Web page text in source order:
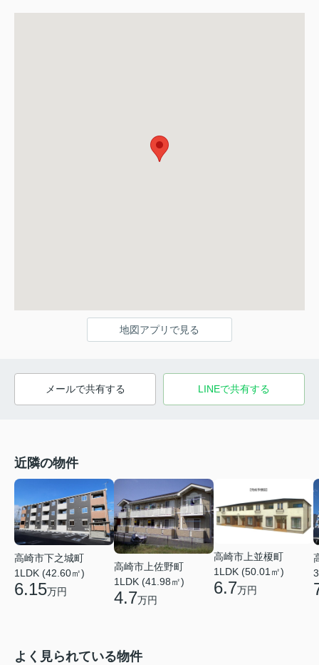
地図アプリで見る
メールで共有する LINEで共有する
近隣の物件
高崎市下之城町
1LDK (42.60㎡)
6.15万円
高崎市上佐野町
1LDK (41.98㎡)
4.7万円
高崎市上並榎町
1LDK (50.01㎡)
6.7万円
よく見られている物件